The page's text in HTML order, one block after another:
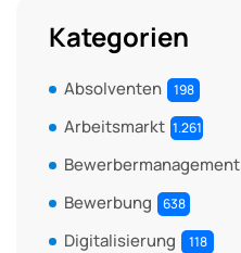
Kategorien
Absolventen 198
Arbeitsmarkt 1.261
Bewerbermanagement
Bewerbung 638
Digitalisierung 118